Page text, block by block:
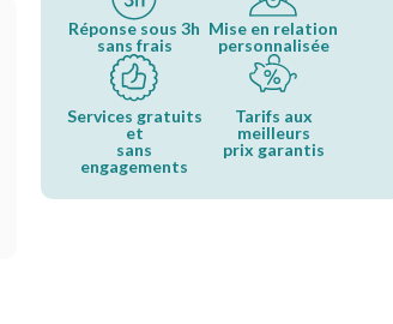
Réponse sous 3h
sans frais
Mise en relation
personnalisée
Services gratuits
et
sans
engagements
Tarifs aux
meilleurs
prix garantis